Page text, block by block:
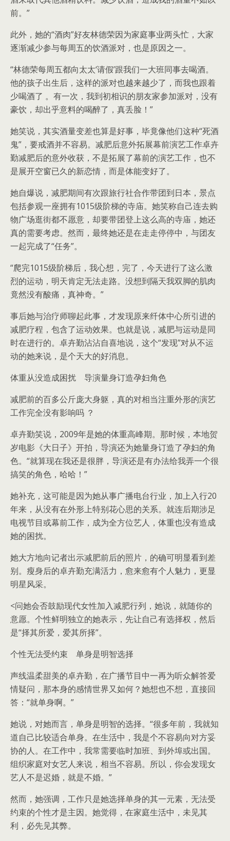
前。”
此外，她的“酒肉”好友林德荣因为家庭事业两头忙，大家
逐渐减少参与每周五的饮酒派对，也是原因之一。
“林德荣每周五都向太太‘请假’跟我们一大班同事去喝酒。
他的孩子出生后，这样的派对也越来越少了，而我也跟着
少喝酒了 。有一次，我到初相识的朋友家参加派对，没有
豪饮，却出乎意料的喝醉了，真丢脸！”
她笑说，其实酒量变差也算是好事，毕竟像他们这种“死酒
鬼”，要戒酒并不容易。减肥后意外拓展幕前演艺工作卓卉
勤减肥后的意外收获，不是拓展了幕前的演艺工作，也不
是展开空窗已久的新恋情，而是体能变好了。
她自爆说，减肥期间有次跟旅行社合作带团到日本，景点
包括参观一座拥有1015级阶梯的寺庙。她笑称自己连去购
物广场逛街都不愿意，却要带团登上这么高的寺庙，她还
真的需要考虑。然而，最终她还是在走走停停中，与团友
一起完成了“任务”。
“爬完1015级阶梯后，我心想，完了，今天进行了这么激
烈的运动，明天肯定无法走路。没想到隔天我双脚的肌肉
竟然没有酸痛，真神奇。”
事后她与治疗师聊起此事，才发现原来纤体中心所引进的
减肥疗程，包含了运动效果。也就是说，减肥与运动是同
时在进行的。卓卉勤沾沾自喜地说，这个“发现”对从不运
动的她来说，是个天大的好消息。
体重从没造成困扰 导演量身订造孕妇角色
减肥前的百多公斤庞大身躯，真的对相当注重外形的演艺
工作完全没有影响吗 ？
卓卉勤笑说，2009年是她的体重高峰期。那时候，本地贺
岁电影《大日子》开拍，导演还为她量身订造了孕妇的角
色。“就算现在我还是很胖，导演还是有办法给我弄一个很
搞笑的角色，哈哈！”
她补充，这可能是因为她从事广播电台行业，加上入行20
年来，从没有在外形上特别花心思的关系。就连后期涉足
电视节目或幕前工作，成为全方位艺人，体重也没有造成
她的困扰。
她大方地向记者出示减肥前后的照片，的确可明显看到差
别。瘦身后的卓卉勤充满活力，愈来愈有个人魅力，更显
明星风采。
<问她会否鼓励现代女性加入减肥行列，她说，就随你的
意愿。个性鲜明独立的她表示，先让自己有选择权，然后
是“择其所爱，爱其所择”。
个性无法受约束 单身是明智选择
声线温柔甜美的卓卉勤，在广播节目中一再为听众解答爱
情疑问，那本身的感情世界又如何？她想也不想，直接回
答：“就单身啊。”
她说，对她而言，单身是明智的选择。“很多年前，我就知
道自己比较适合单身。在生活中，我是个不容易向对方妥
协的人。在工作中，我常需要临时加班、到外埠或出国。
组织家庭对女艺人来说，相当不容易。所以，你会发现女
艺人不是迟婚，就是不婚。”
然而，她强调，工作只是她选择单身的其一元素，无法受
约束的个性才是主因。她觉得，在家庭生活中，未见其
利，必先见其弊。